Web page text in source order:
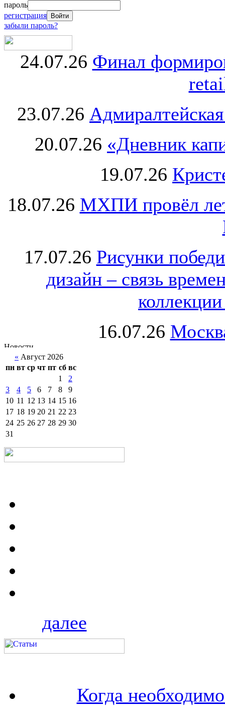
пароль
регистрация
забыли пароль?
24.07.26 Финал
23.07.26
20.07.26 «Дневник
19.07.26
18.07.26 МХПИ провёл
17.07.26 Рисунки
дизайн – связь
16.07.26
« Август 2026
пн вт ср чт пт сб вс
1
2
3
4 5 6 7 8
9
10 11 12 13 14 15 16
17 18 19 20 21 22 23
24 25 26 27 28 29 30
31
далее
Когда